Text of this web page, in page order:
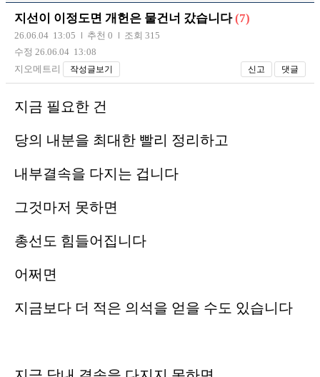
장착시공사진
지선이 이정도면 개헌은 물건너 갔습니다 (7)
26.06.04 13:05 추천 0
조회 315
수정 26.06.04 13:08
지오메트리
작성글보기 신고 댓글
지금 필요한 건
당의 내분을 최대한 빨리 정리하고
내부결속을 다지는 겁니다
그것마저 못하면
총선도 힘들어집니다
어쩌면
지금보다 더 적은 의석을 얻을 수도 있습니다